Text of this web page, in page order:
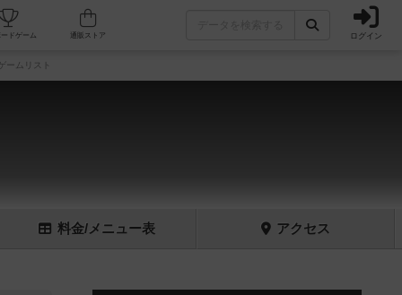
ェ/店舗 人気ボードゲーム ログイン
ームリスト
料金/メニュー表 アクセス